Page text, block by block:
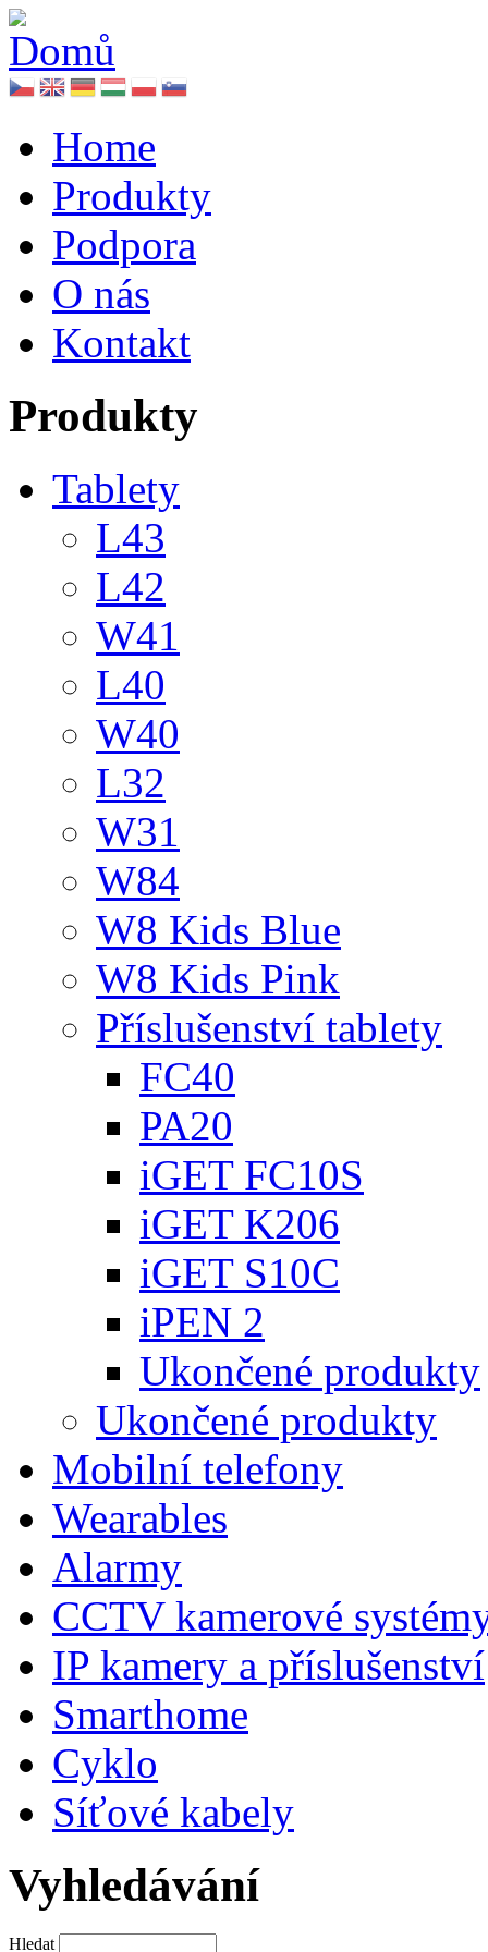
Home
Produkty
Podpora
O nás
Kontakt
Produkty
Tablety
L43
L42
W41
L40
W40
L32
W31
W84
W8 Kids Blue
W8 Kids Pink
Příslušenství tablety
FC40
PA20
iGET FC10S
iGET K206
iGET S10C
iPEN 2
Ukončené produkty
Ukončené produkty
Mobilní telefony
Wearables
Alarmy
CCTV kamerové
IP kamery a příslušenství
Smarthome
Cyklo
Síťové kabely
Vyhledávání
Hledat